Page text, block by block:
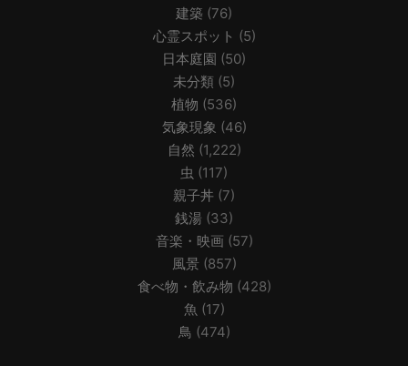
建築 (76)
心霊スポット (5)
日本庭園 (50)
未分類 (5)
植物 (536)
気象現象 (46)
自然 (1,222)
虫 (117)
親子丼 (7)
銭湯 (33)
音楽・映画 (57)
風景(857)
食べ物・飲み物 (428)
魚 (17)
鳥 (474)